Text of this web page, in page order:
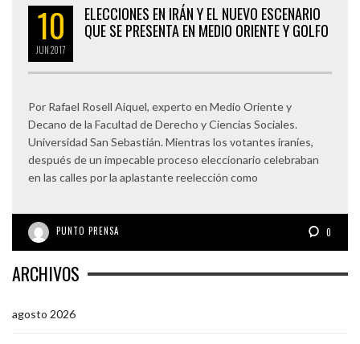
10
JUN2017
ELECCIONES EN IRÁN Y EL NUEVO ESCENARIO
QUE SE PRESENTA EN MEDIO ORIENTE Y GOLFO
Por Rafael Rosell Aiquel, experto en Medio Oriente y
Decano de la Facultad de Derecho y Ciencias Sociales.
Universidad San Sebastián. Mientras los votantes iraníes,
después de un impecable proceso eleccionario celebraban
en las calles por la aplastante reelección como
PUNTO PRENSA 0
ARCHIVOS
agosto 2026